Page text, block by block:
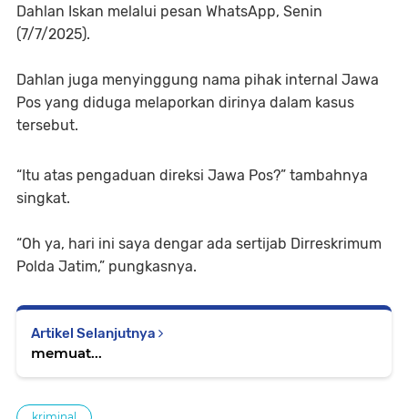
Dahlan Iskan melalui pesan WhatsApp, Senin
(7/7/2025).
Dahlan juga menyinggung nama pihak internal Jawa
Pos yang diduga melaporkan dirinya dalam kasus
tersebut.
“Itu atas pengaduan direksi Jawa Pos?” tambahnya
singkat.
“Oh ya, hari ini saya dengar ada sertijab Dirreskrimum
Polda Jatim,” pungkasnya.
Artikel Selanjutnya
memuat...